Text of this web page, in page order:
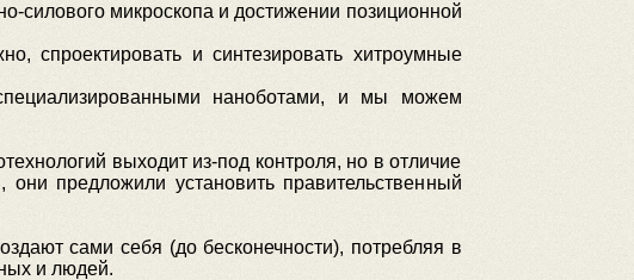
силового микроскопа и достижении позиционной
спроектировать и синтезировать хитроумные
наноботами, и мы можем
выходит из-под контроля, но в отличие
предложили установить правительственный
сами себя (до бесконечности), потребляя в
и людей.